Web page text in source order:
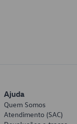
Ajuda
Quem Somos
Atendimento (SAC)